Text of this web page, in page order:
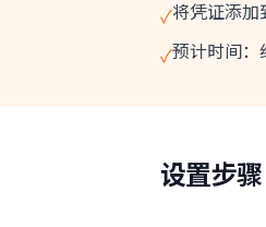
✓将凭证添加
✓预计时间：
设置步骤